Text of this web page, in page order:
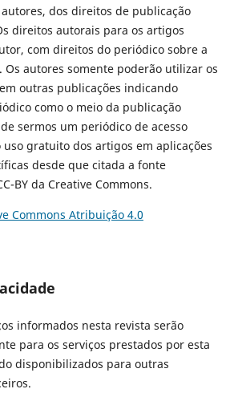
dos direitos de publicação
direitos autorais para os artigos
com direitos do periódico sobre a
autores somente poderão utilizar os
outras publicações indicando
como o meio da publicação
sermos um periódico de acesso
gratuito dos artigos em aplicações
desde que citada a fonte
BY da Creative Commons.
Commons Atribuição 4.0
informados nesta revista serão
para os serviços prestados por esta
disponibilizados para outras